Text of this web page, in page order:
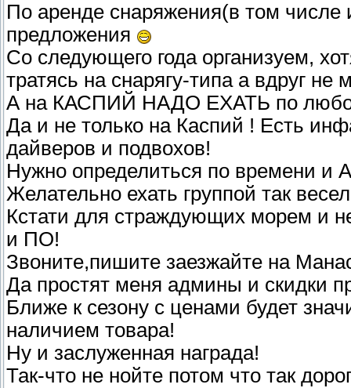
По аренде снаряжения(в том числе
предложения
Со следующего года организуем,
тратясь на снарягу-типа а вдруг не
А на КАСПИЙ НАДО ЕХАТЬ по
Да и не только на Каспий ! Есть
дайверов и подвохов!
Нужно определиться по времени и
Желательно ехать группой так
Кстати для страждующих морем и
и ПО!
Звоните,пишите заезжайте на
Да простят меня админы и
Ближе к сезону с ценами будет
наличием товара!
Ну и заслуженная награда!
Так-что не нойте потом что так